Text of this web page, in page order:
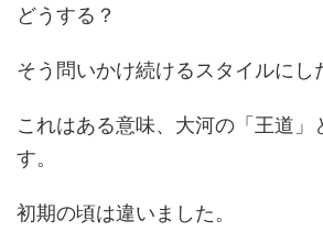
どうする？
そう問いかけ続けるスタイルにし
これはある意味、大河の「王道」
す。
初期の頃は違いました。